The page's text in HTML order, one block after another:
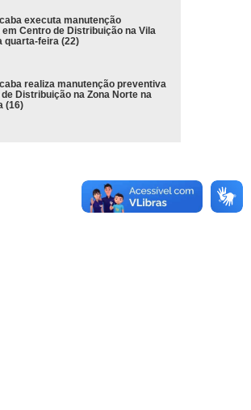
executa manutenção
Centro de Distribuição na Vila
quarta-feira (22)
realiza manutenção preventiva
Distribuição na Zona Norte na
(16)